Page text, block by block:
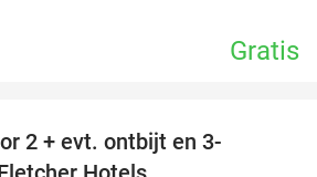
Gratis
2 + evt. ontbijt en 3-